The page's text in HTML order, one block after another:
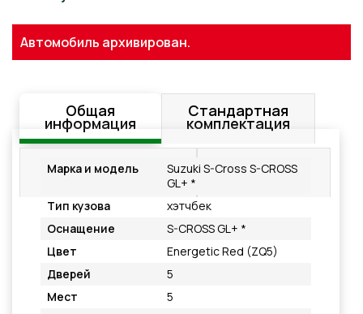
Suzuki S-Cross S-CROSS
Автомобиль архивирован.
Общая
информация
Стандартная
комплектация
Дополнительное
оснащение
Подробнее
Марка и модель
Suzuki S-Cross S-CROSS
GL+ *
Тип кузова
хэтчбек
Оснащение
S-CROSS GL+ *
Цвет
Energetic Red (ZQ5)
Дверей
5
Мест
5